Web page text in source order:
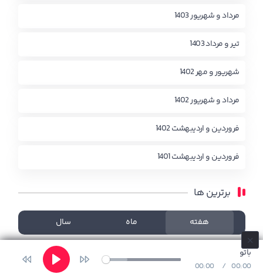
Play
باتو
00:00 00:00
مرداد و شهریور 1403
تیر و مرداد 1403
شهریور و مهر 1402
مرداد و شهریور 1402
فروردین و اردیبهشت 1402
فروردین و اردیبهشت 1401
برترین ها
هفته ماه سال